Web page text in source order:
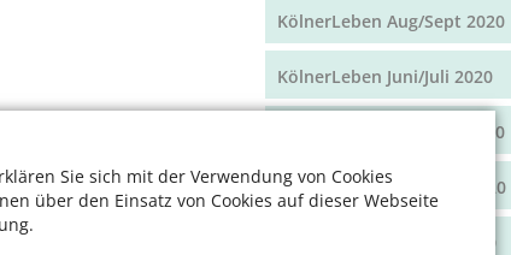
Sie sich mit der Verwendung von Cookies
über den Einsatz von Cookies auf dieser Webseite
KölnerLeben Aug/Sept 2020
KölnerLeben Juni/Juli 2020
KölnerLeben April/Mai 2020
KölnerLeben Feb/März 2020
KölnerLeben Dez 19/Jan 20